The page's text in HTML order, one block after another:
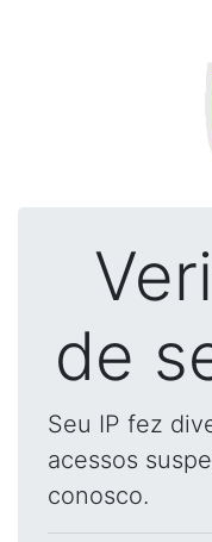
de
Seu IP fez
acessos
conosco.